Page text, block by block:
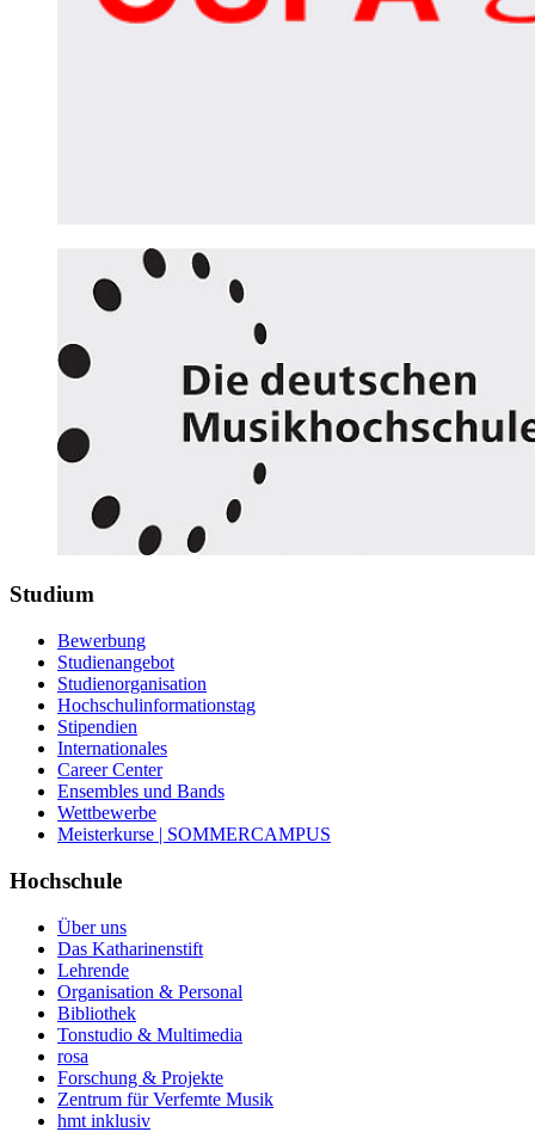
Studium
Bewerbung
Studienangebot
Studienorganisation
Hochschulinformationstag
Stipendien
Internationales
Career Center
Ensembles und Bands
Wettbewerbe
Meisterkurse | SOMMERCAMPUS
Hochschule
Über uns
Das Katharinenstift
Lehrende
Organisation & Personal
Bibliothek
Tonstudio & Multimedia
rosa
Forschung & Projekte
Zentrum für Verfemte Musik
hmt inklusiv